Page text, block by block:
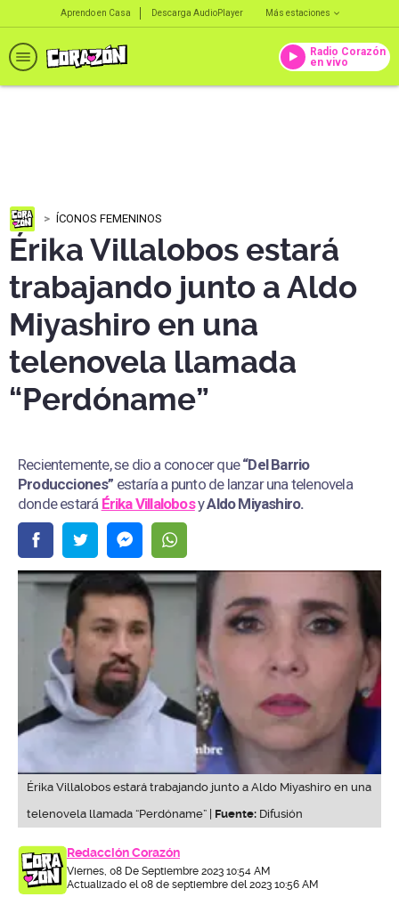
Aprendo en Casa Descarga AudioPlayer Más estaciones
Radio Corazón
en vivo
ÍCONOS FEMENINOS
Érika Villalobos estará
trabajando junto a Aldo
Miyashiro en una
telenovela llamada
“Perdóname”
Recientemente, se dio a conocer que“Del Barrio
Producciones” estaría a punto de lanzar una telenovela
donde estará Érika VillalobosyAldo Miyashiro.
Érika Villalobos estará trabajando junto a Aldo Miyashiro en una
telenovela llamada “Perdóname” | Fuente: Difusión
Redacción Corazón
Viernes, 08 De Septiembre 2023 10:54 AM
Actualizado el 08 de septiembre del 2023 10:56 AM